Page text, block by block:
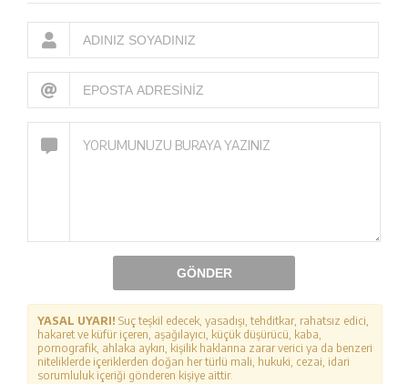
GÖNDER
YASAL UYARI! Suç teşkil edecek, yasadışı, tehditkar, rahatsız edici,
hakaret ve küfür içeren, aşağılayıcı, küçük düşürücü, kaba,
pornografik, ahlaka aykırı, kişilik haklarına zarar verici ya da benzeri
niteliklerde içeriklerden doğan her türlü mali, hukuki, cezai, idari
sorumluluk içeriği gönderen kişiye aittir.